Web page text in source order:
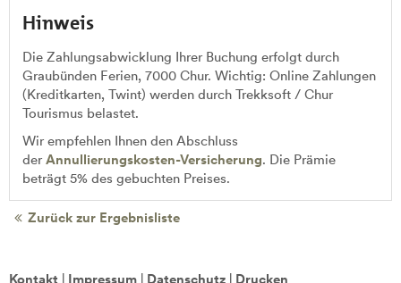
Hinweis
Die Zahlungsabwicklung Ihrer Buchung erfolgt durch
Graubünden Ferien, 7000 Chur. Wichtig: Online Zahlungen
(Kreditkarten, Twint) werden durch Trekksoft / Chur
Tourismus belastet.
Wir empfehlen Ihnen den Abschluss
der Annullierungskosten-Versicherung. Die Prämie
beträgt 5% des gebuchten Preises.
Zurück zur Ergebnisliste
Kontakt | Impressum | Datenschutz | Drucken